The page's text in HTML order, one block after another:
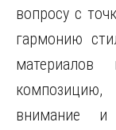
вопросу с
гармонию
внимание и